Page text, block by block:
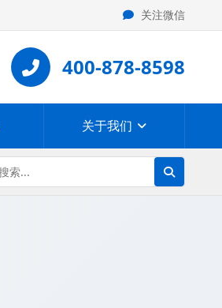
关注微信
400-878-8598
关于我们